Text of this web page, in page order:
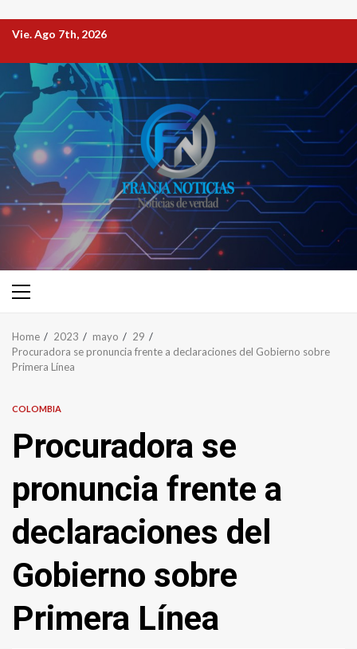
Vie. Ago 7th, 2026
Home 2023 mayo
29
Procuradora se pronuncia frente a declaraciones del Gobierno sobre
Primera Línea
COLOMBIA
Procuradora se
pronuncia frente a
declaraciones del
Gobierno sobre
Primera Línea